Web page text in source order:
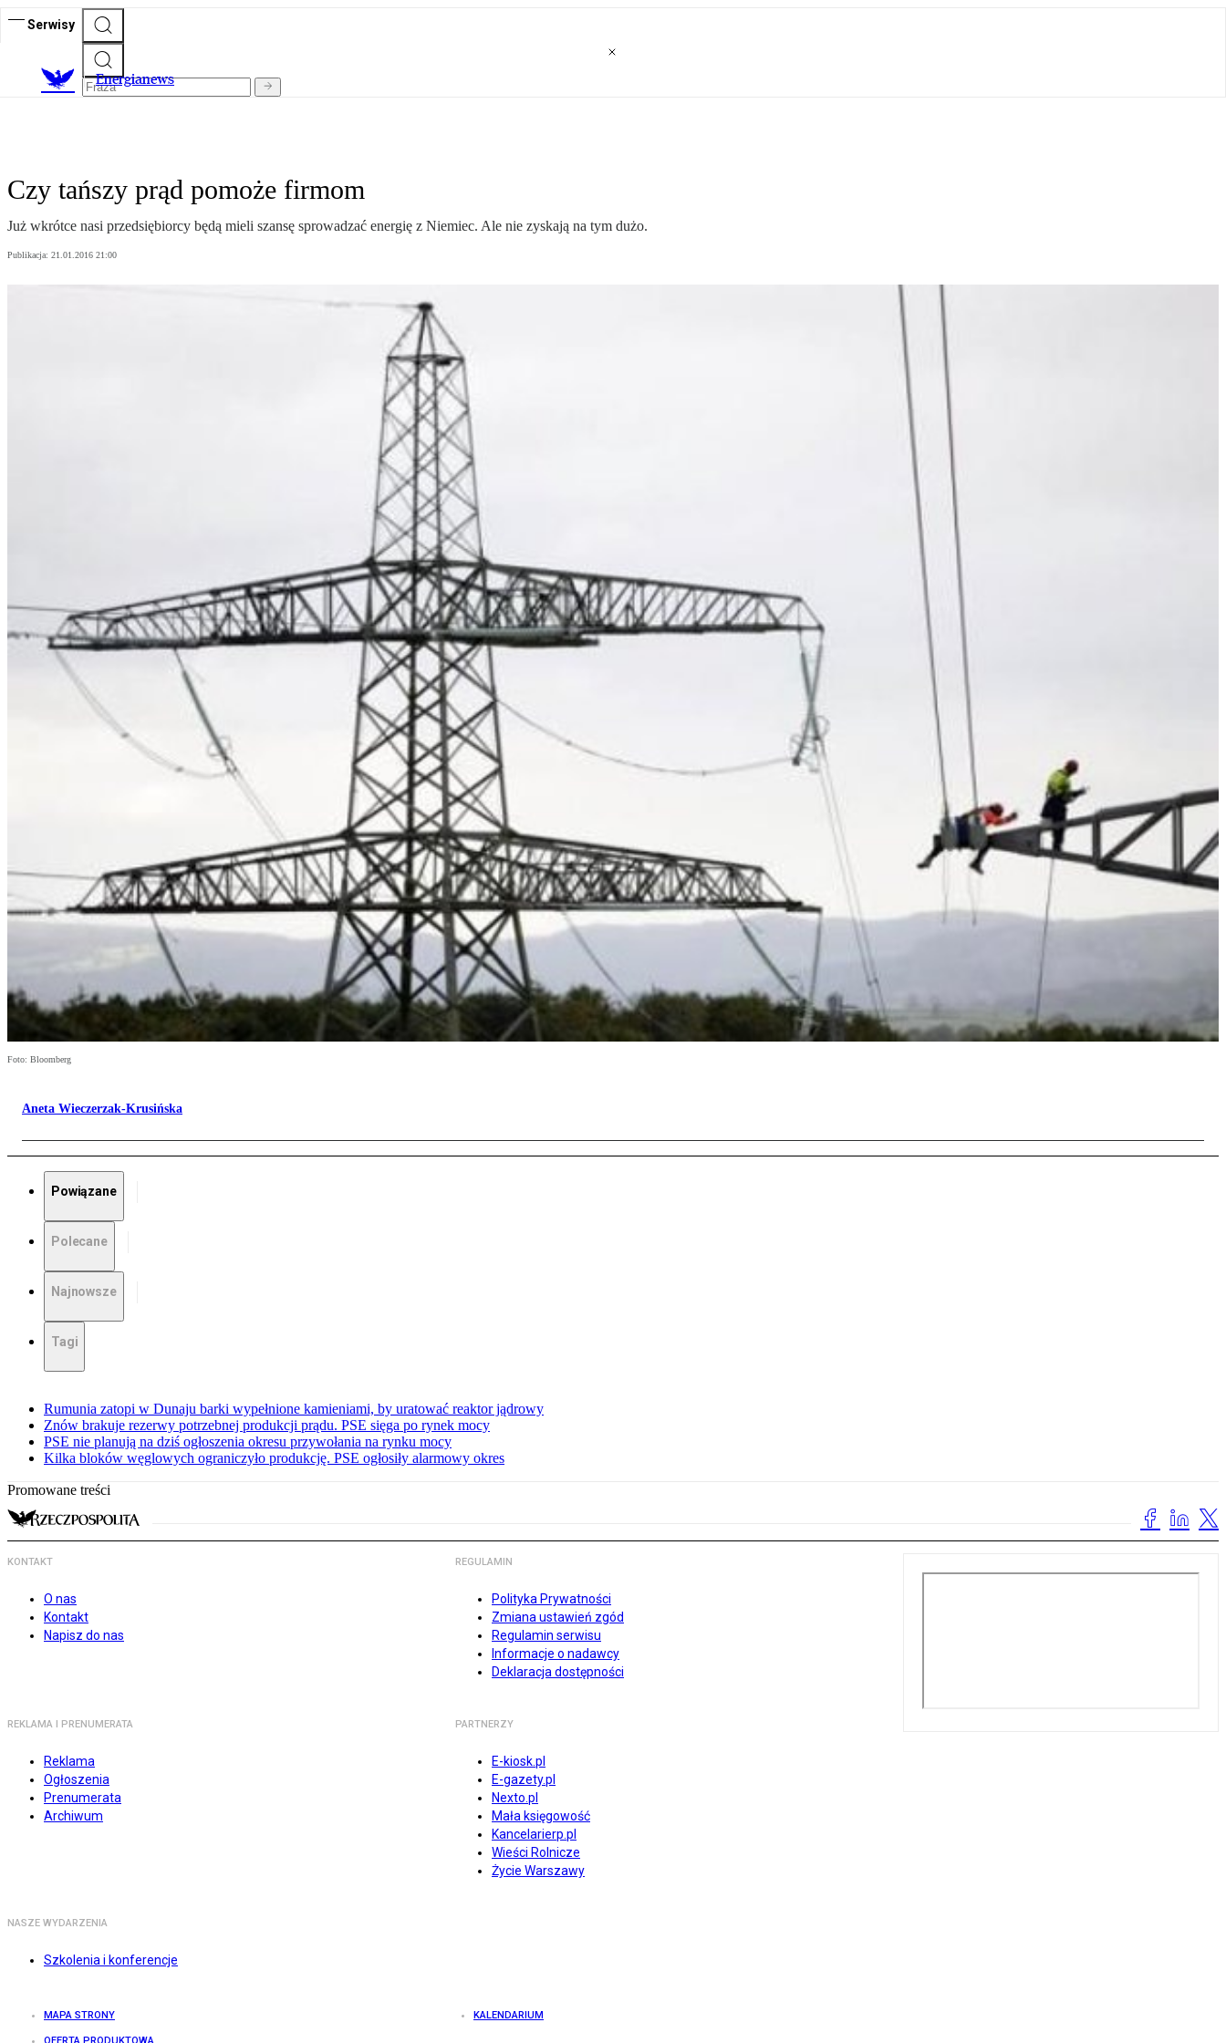
Serwisy
Energianews
Czy tańszy prąd pomoże firmom
Już wkrótce nasi przedsiębiorcy będą mieli szansę sprowadzać energię z Niemiec. Ale nie zyskają na tym dużo.
Publikacja: 21.01.2016 21:00
Foto: Bloomberg
Aneta Wieczerzak-Krusińska
Powiązane
Polecane
Najnowsze
Tagi
Rumunia zatopi w Dunaju barki wypełnione kamieniami, by uratować reaktor jądrowy
Znów brakuje rezerwy potrzebnej produkcji prądu. PSE sięga po rynek mocy
PSE nie planują na dziś ogłoszenia okresu przywołania na rynku mocy
Kilka bloków węglowych ograniczyło produkcję. PSE ogłosiły alarmowy okres
Promowane treści
KONTAKT
O nas
Kontakt
Napisz do nas
REGULAMIN
Polityka Prywatności
Zmiana ustawień zgód
Regulamin serwisu
Informacje o nadawcy
Deklaracja dostępności
REKLAMA I PRENUMERATA
Reklama
Ogłoszenia
Prenumerata
Archiwum
PARTNERZY
E-kiosk.pl
E-gazety.pl
Nexto.pl
Mała księgowość
Kancelarierp.pl
Wieści Rolnicze
Życie Warszawy
NASZE WYDARZENIA
Szkolenia i konferencje
MAPA STRONY KALENDARIUM